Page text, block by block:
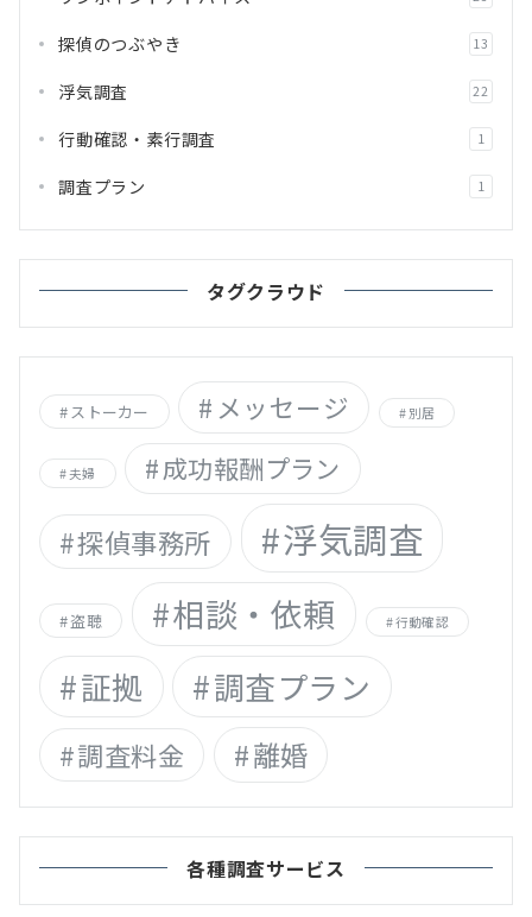
探偵のつぶやき 13
浮気調査 22
行動確認・素行調査 1
調査プラン 1
タグクラウド
ストーカー メッセージ 別居
夫婦 成功報酬プラン
探偵事務所 浮気調査
盗聴 相談・依頼 行動確認
証拠 調査プラン
調査料金 離婚
各種調査サービス